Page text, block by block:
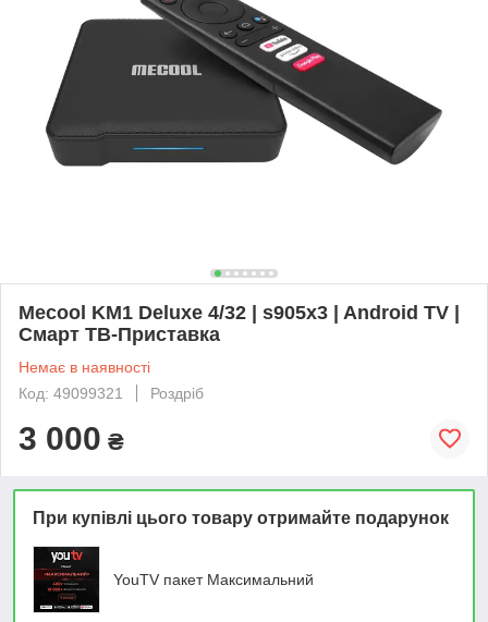
Mecool KM1 Deluxe 4/32 | s905x3 | Android TV |
Смарт ТВ-Приставка
Немає в наявності
Код: 49099321
Роздріб
3 000 ₴
При купівлі цього товару отримайте подарунок
YouTV пакет Максимальний